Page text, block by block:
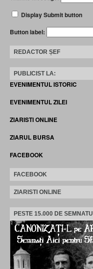
Display Submit button
Button label:
REDACTOR ȘEF
PUBLICIST LA:
EVENIMENTUL ISTORIC
EVENIMENTUL ZILEI
ZIARISTI ONLINE
ZIARUL BURSA
FACEBOOK
FACEBOOK
ZIARISTI ONLINE
PESTE 15.000 DE